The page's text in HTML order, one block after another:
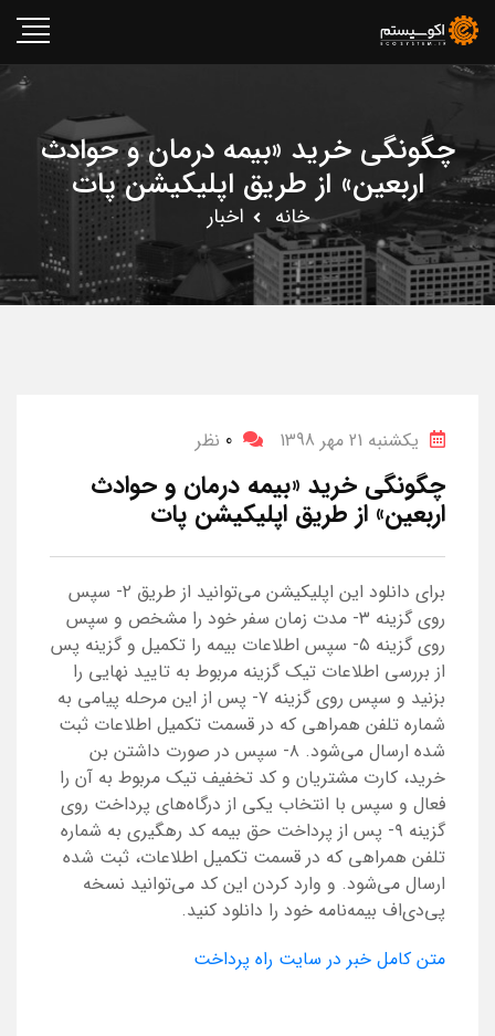
چگونگی خرید «بیمه درمان و حوادث
اربعین» از طریق اپلیکیشن پات
خانه اخبار
یکشنبه 21 مهر 1398 0 نظر
چگونگی خرید «بیمه درمان و حوادث
اربعین» از طریق اپلیکیشن پات
برای دانلود این اپلیکیشن می‌توانید از طریق ۲- سپس
روی گزینه ۳- مدت زمان سفر خود را مشخص و سپس
روی گزینه ۵- سپس اطلاعات بیمه را تکمیل و گزینه پس
از بررسی اطلاعات تیک گزینه مربوط به تایید نهایی را
بزنید و سپس روی گزینه ۷- پس از این مرحله پیامی به
شماره تلفن همراهی که در قسمت تکمیل اطلاعات ثبت
شده ارسال می‌شود. ۸- سپس در صورت داشتن بن
خرید، کارت مشتریان و کد تخفیف تیک مربوط به آن را
فعال و سپس با انتخاب یکی از درگاه‌های پرداخت روی
گزینه ۹- پس از پرداخت حق بیمه کد رهگیری به شماره
تلفن همراهی که در قسمت تکمیل اطلاعات، ثبت شده
ارسال می‌شود. و وارد کردن این کد می‌توانید نسخه
پی‌دی‌اف بیمه‌نامه خود را دانلود کنید.
متن کامل خبر در سایت راه پرداخت